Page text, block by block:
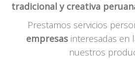
tradicional y creativa
Prestamos servicios
empresasinteresadas en
nuestros